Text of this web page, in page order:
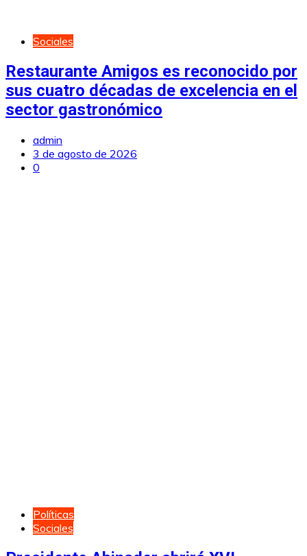
Sociales
Restaurante Amigos es reconocido por
sus cuatro décadas de excelencia en el
sector gastronómico
admin
3 de agosto de 2026
0
Políticas
Sociales